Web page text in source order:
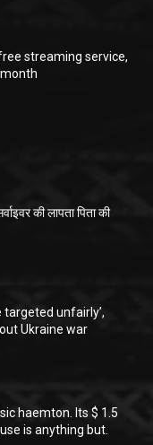
streaming service,
की लापता पिता की
targeted unfairly’,
Ukraine war
haemton. Its $ 1.5
is anything but.